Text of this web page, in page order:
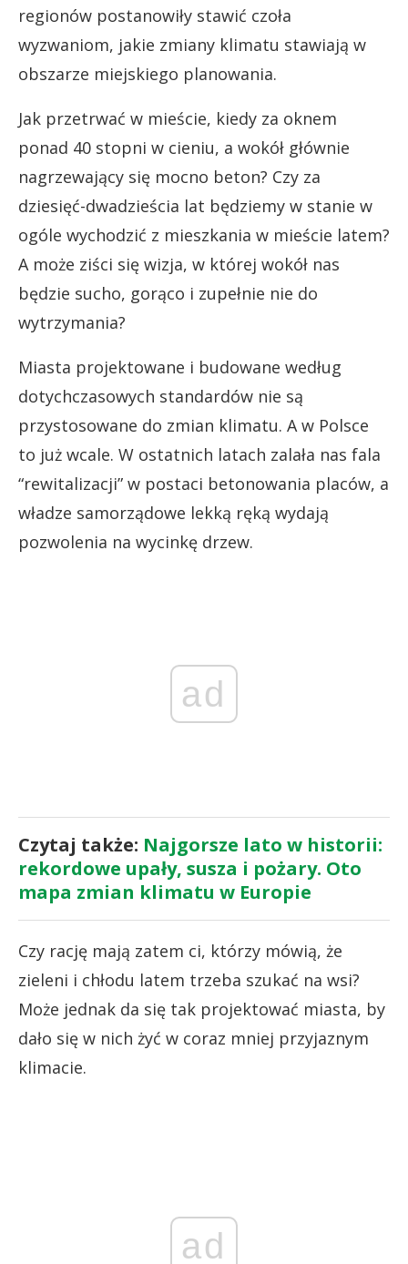
regionów postanowiły stawić czoła
wyzwaniom, jakie zmiany klimatu stawiają w
obszarze miejskiego planowania.
Jak przetrwać w mieście, kiedy za oknem
ponad 40 stopni w cieniu, a wokół głównie
nagrzewający się mocno beton? Czy za
dziesięć-dwadzieścia lat będziemy w stanie w
ogóle wychodzić z mieszkania w mieście latem?
A może ziści się wizja, w której wokół nas
będzie sucho, gorąco i zupełnie nie do
wytrzymania?
Miasta projektowane i budowane według
dotychczasowych standardów nie są
przystosowane do zmian klimatu. A w Polsce
to już wcale. W ostatnich latach zalała nas fala
“rewitalizacji” w postaci betonowania placów, a
władze samorządowe lekką ręką wydają
pozwolenia na wycinkę drzew.
ad
Czytaj także: Najgorsze lato w historii:
rekordowe upały, susza i pożary. Oto
mapa zmian klimatu w Europie
Czy rację mają zatem ci, którzy mówią, że
zieleni i chłodu latem trzeba szukać na wsi?
Może jednak da się tak projektować miasta, by
dało się w nich żyć w coraz mniej przyjaznym
klimacie.
ad